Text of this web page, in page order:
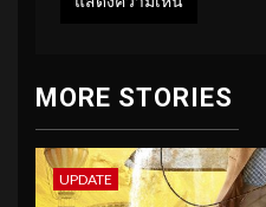
MORE STORIES
UPDATE